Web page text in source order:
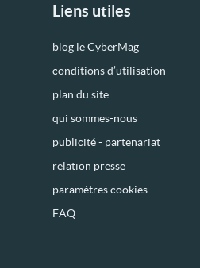
Liens utiles
blog le CyberMag
conditions d’utilisation
plan du site
qui sommes-nous
publicité - partenariat
relation presse
paramètres cookies
FAQ